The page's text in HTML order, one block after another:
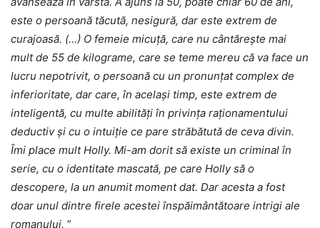
este o persoană tăcută, nesigură, dar este extrem de
curajoasă. (…) O femeie micuță, care nu cântărește mai
mult de 55 de kilograme, care se teme mereu că va face un
lucru nepotrivit, o persoană cu un pronunțat complex de
inferioritate, dar care, în același timp, este extrem de
inteligentă, cu multe abilități în privința raționamentului
deductiv și cu o intuiție ce pare străbătută de ceva divin.
Îmi place mult Holly. Mi-am dorit să existe un criminal în
serie, cu o identitate mascată, pe care Holly să o
descopere, la un anumit moment dat. Dar acesta a fost
doar unul dintre firele acestei înspăimântătoare intrigi ale
romanului. ”